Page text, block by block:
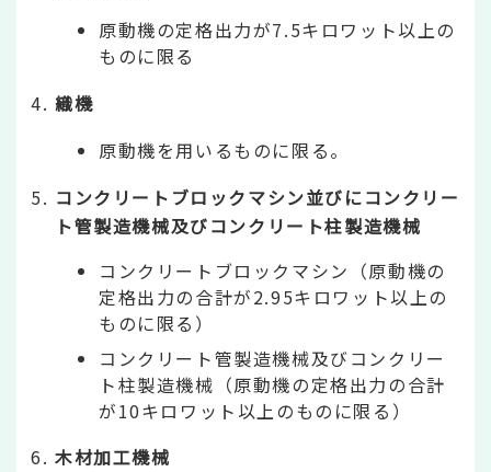
原動機の定格出力が7.5キロワット以上の
ものに限る
織機
原動機を用いるものに限る。
コンクリートブロックマシン並びにコンクリー
ト管製造機械及びコンクリート柱製造機械
コンクリートブロックマシン（原動機の
定格出力の合計が2.95キロワット以上の
ものに限る）
コンクリート管製造機械及びコンクリー
ト柱製造機械（原動機の定格出力の合計
が10キロワット以上のものに限る）
木材加工機械